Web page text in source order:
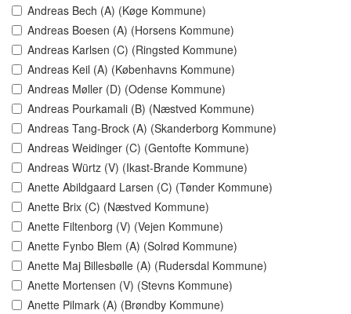
Andreas Bech (A) (Køge Kommune)
Andreas Boesen (A) (Horsens Kommune)
Andreas Karlsen (C) (Ringsted Kommune)
Andreas Keil (A) (Københavns Kommune)
Andreas Møller (D) (Odense Kommune)
Andreas Pourkamali (B) (Næstved Kommune)
Andreas Tang-Brock (A) (Skanderborg Kommune)
Andreas Weidinger (C) (Gentofte Kommune)
Andreas Würtz (V) (Ikast-Brande Kommune)
Anette Abildgaard Larsen (C) (Tønder Kommune)
Anette Brix (C) (Næstved Kommune)
Anette Filtenborg (V) (Vejen Kommune)
Anette Fynbo Blem (A) (Solrød Kommune)
Anette Maj Billesbølle (A) (Rudersdal Kommune)
Anette Mortensen (V) (Stevns Kommune)
Anette Pilmark (A) (Brøndby Kommune)